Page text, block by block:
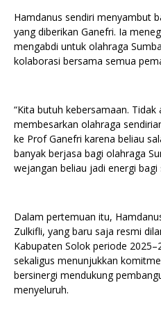
Hamdanus sendiri menyambut
yang diberikan Ganefri. Ia
mengabdi untuk olahraga
kolaborasi bersama semua
“Kita butuh kebersamaan.
membesarkan olahraga
ke Prof Ganefri karena beliau
banyak berjasa bagi olahraga
wejangan beliau jadi energi bagi
Dalam pertemuan itu,
Zulkifli, yang baru saja resmi
Kabupaten Solok periode
sekaligus menunjukkan
bersinergi mendukung
menyeluruh.